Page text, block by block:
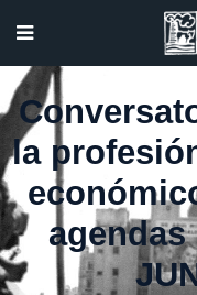
la